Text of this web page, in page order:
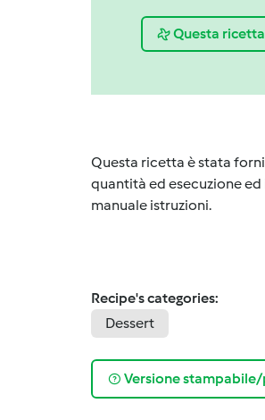
Questa
Questa ricetta è stata
quantità ed esecuzione
manuale istruzioni.
Recipe's categories:
Dessert
Versione